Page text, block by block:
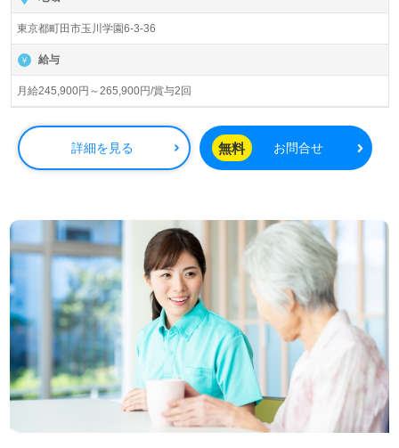
ています。
◎『共に喜びを感じ、何気ない毎日を幸せに』。ご利用者
業所様！◎
看護助手や介護職経験のある方はもちろん、これから介護
職を目指される方も幅広く募集します。ご利用者様の今ま
でとこれからに想いを寄せて、笑顔輝く暮らしの実現を目
指す事業所様です。手厚いOJT/研修制度、先輩職員様から
『介護職を通じて”ありがとう”で溢れる仕事をしたい』
『働きがいを感じながら仕事をしたい』『転職で施設形態
や環境を変えて働きたい』等の方も大歓迎です。募集詳細
等、担当コンサルタントよりご案内します。お問い合わせ
も遠慮なくお願いします。
全国の求人ご紹介！医療/福祉業界の正社員/パート仕事探
しは【ウィルオブ介護】＊求人情報収集、将来的に検討の
方も遠慮なく＊
LINE、メール、お電話などご希望に応じてお問い合わせ/ご
相談可能です。転職相談、求人紹介、年収交渉など完全無
料サービスをご利用いただけます。＜非公開求人も取扱い
東京都町田市玉川学園6-3-36
給与
月給245,900円～265,900円/賞与2回
詳細を見る 無料 お問合せ